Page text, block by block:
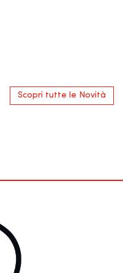
Scopri tutte le Novità